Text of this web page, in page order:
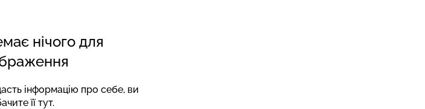
нічого для
інформацію про себе, ви
її тут.